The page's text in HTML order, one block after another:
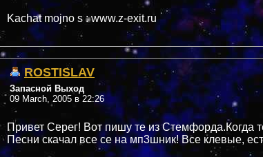
Kachat mojno s : www.z-exit.ru
ROSTISLAV
Запасной Выход
09 March, 2005 в 22:26
Привет Серег! Вот пишу те из Стемфорда.Когда
Песни скачал все се на мп3шник! Все клевые,